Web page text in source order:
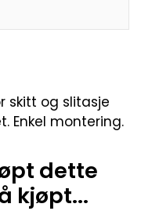
skitt og slitasje
Enkel montering.
dette
kjøpt...